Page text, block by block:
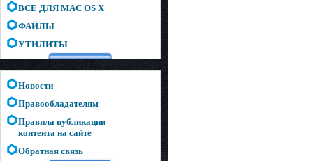
ВСЕ ДЛЯ MAC OS X
ФАЙЛЫ
УТИЛИТЫ
Новости
Правообладателям
Правила публикации
контента на сайте
Обратная связь